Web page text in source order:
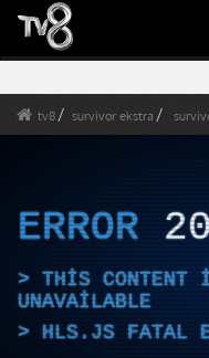
tv8 survivor ekstra
ERROR
THIS CONTENT
UNAVAILABLE
HLS.JS FATAL